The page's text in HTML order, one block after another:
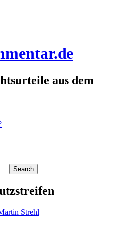
aus dem
Strehl